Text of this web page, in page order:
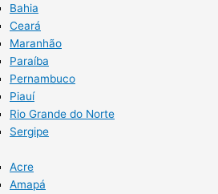
Bahia
Ceará
Maranhão
Paraíba
Pernambuco
Piauí
Rio Grande do Norte
Sergipe
Acre
Amapá